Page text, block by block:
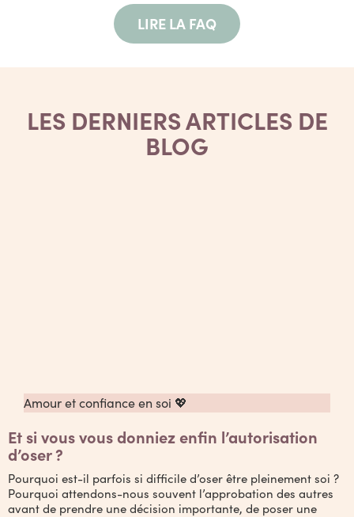
LIRE LA FAQ
LES DERNIERS ARTICLES DE
BLOG
Amour et confiance en soi 💖
Et si vous vous donniez enfin l’autorisation
d’oser ?
Pourquoi est-il parfois si difficile d’oser être pleinement soi ?
Pourquoi attendons-nous souvent l’approbation des autres
avant de prendre une décision importante, de poser une